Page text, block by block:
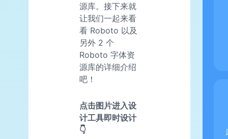
源库。接下来就
让我们一起来看
看 Roboto 以及
另外 2 个
Roboto 字体资
源库的详细介绍
吧！
点击图片进入设
计工具即时设计
👇